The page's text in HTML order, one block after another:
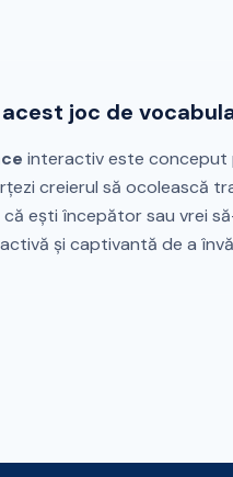
joc de
interactiv este conceput
creierul să ocolească
că ești începător sau vrei
și captivantă de a